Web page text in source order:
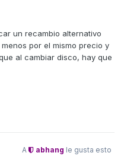
un recambio alternativo
por el mismo precio y
al cambiar disco, hay que
A abhang le gusta esto